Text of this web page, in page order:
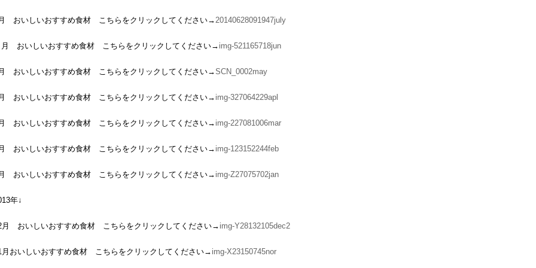
おいしいおすすめ食材 こちらをクリックしてください→20140628091947july
月 おいしいおすすめ食材 こちらをクリックしてください→ img-521165718jun
おいしいおすすめ食材 こちらをクリックしてください→SCN_0002may
おいしいおすすめ食材 こちらをクリックしてください→ img-327064229apl
おいしいおすすめ食材 こちらをクリックしてください→ img-227081006mar
おいしいおすすめ食材 こちらをクリックしてください→ img-123152244feb
おいしいおすすめ食材 こちらをクリックしてください→ img-Z27075702jan
年↓
月 おいしいおすすめ食材 こちらをクリックしてください→ img-Y28132105dec2
月おいしいおすすめ食材 こちらをクリックしてください→ img-X23150745nor